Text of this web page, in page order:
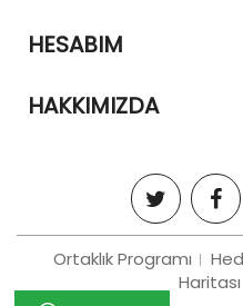
HESABIM
HAKKIMIZDA
Ortaklık Programı
Haritası